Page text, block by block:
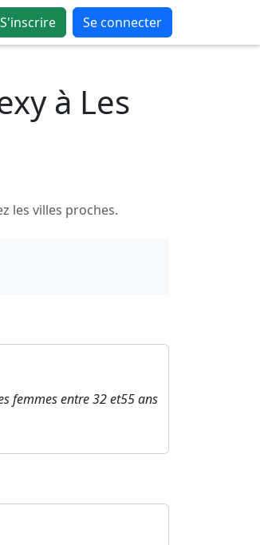
S'inscrire Se connecter
à Les
les villes proches.
femmes entre 32 et55 ans